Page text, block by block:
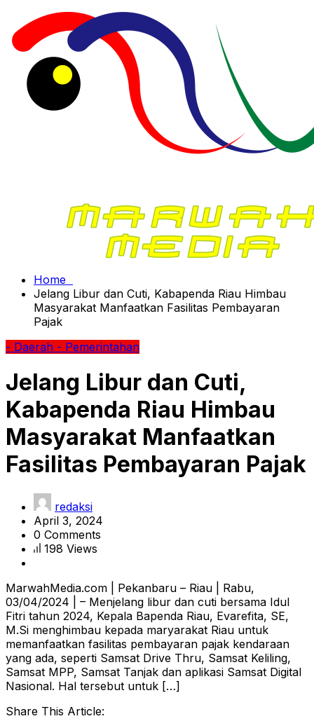
Home
Jelang Libur dan Cuti, Kabapenda Riau Himbau
Masyarakat Manfaatkan Fasilitas Pembayaran
Pajak
- Daerah - Pemerintahan
Jelang Libur dan Cuti,
Kabapenda Riau Himbau
Masyarakat Manfaatkan
Fasilitas Pembayaran Pajak
redaksi
April 3, 2024
0 Comments
198 Views
MarwahMedia.com | Pekanbaru – Riau | Rabu,
03/04/2024 | – Menjelang libur dan cuti bersama Idul
Fitri tahun 2024, Kepala Bapenda Riau, Evarefita, SE,
M.Si menghimbau kepada maryarakat Riau untuk
memanfaatkan fasilitas pembayaran pajak kendaraan
yang ada, seperti Samsat Drive Thru, Samsat Keliling,
Samsat MPP, Samsat Tanjak dan aplikasi Samsat Digital
Nasional. Hal tersebut untuk […]
Share This Article: